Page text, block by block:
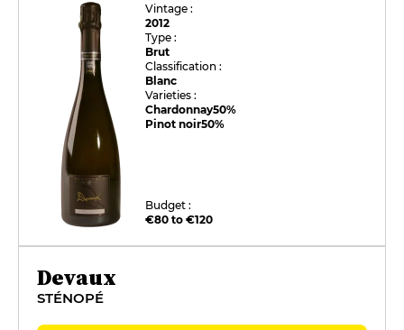
Vintage :
2012
Type :
Brut
Classification :
Blanc
Varieties :
Chardonnay50%
Pinot noir50%
Budget :
€80 to €120
Devaux
STÉNOPÉ